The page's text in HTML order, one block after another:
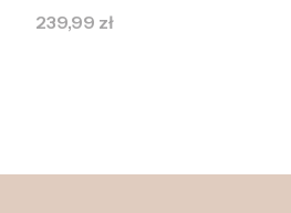
Cena
239,99 zł